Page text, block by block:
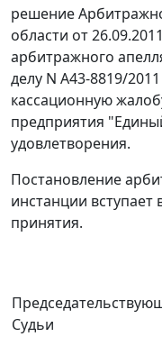
решение
области от
арбитражного
делу N А43-8819/
кассационную
предприятия
удовлетворения.
Постановление
инстанции вступает
принятия.
Судьи